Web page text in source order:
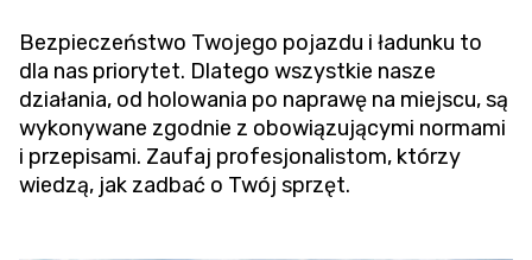
Bezpieczeństwo Twojego pojazdu i ładunku to
dla nas priorytet. Dlatego wszystkie nasze
działania, od holowania po naprawę na miejscu, są
wykonywane zgodnie z obowiązującymi normami
i przepisami. Zaufaj profesjonalistom, którzy
wiedzą, jak zadbać o Twój sprzęt.